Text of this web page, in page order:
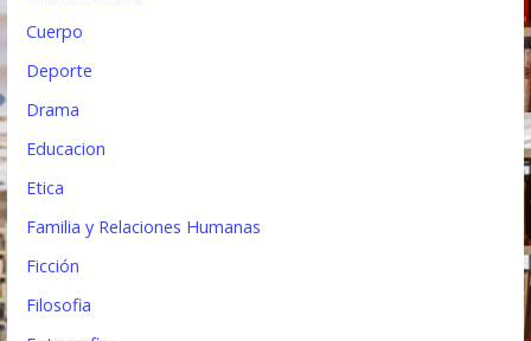
Cuerpo
Deporte
Drama
Educacion
Etica
Familia y Relaciones Humanas
Ficción
Filosofia